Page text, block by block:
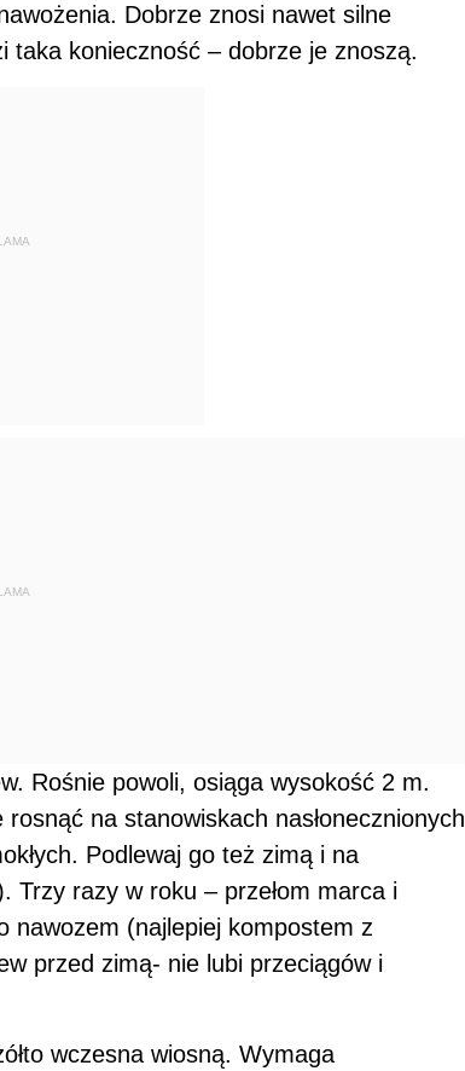
Dobrze znosi nawet silne
taka konieczność – dobrze je znoszą.
Rośnie powoli, osiąga wysokość 2 m.
na stanowiskach nasłonecznionych
Podlewaj go też zimą i na
Trzy razy w roku – przełom marca i
nawozem (najlepiej kompostem z
przed zimą- nie lubi przeciągów i
wczesna wiosną. Wymaga